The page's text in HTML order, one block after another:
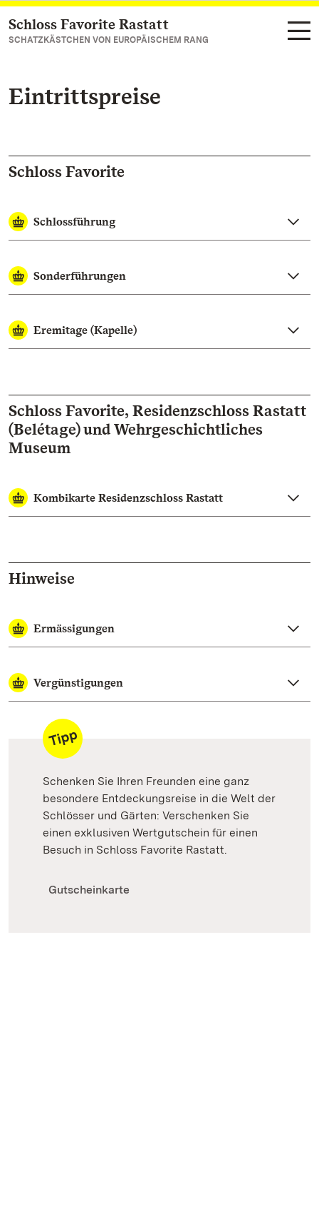
Zum Hauptinhalt springen
Schloss Favorite Rastatt
SCHATZKÄSTCHEN VON EUROPÄISCHEM RANG
Eintrittspreise
Schloss Favorite
Schlossführung
Sonderführungen
Eremitage (Kapelle)
Schloss Favorite, Residenzschloss Rastatt
(Belétage) und Wehrgeschichtliches
Museum
Kombikarte Residenzschloss Rastatt
Hinweise
Ermässigungen
Vergünstigungen
Schenken Sie Ihren Freunden eine ganz
besondere Entdeckungsreise in die Welt der
Schlösser und Gärten: Verschenken Sie
einen exklusiven Wertgutschein für einen
Besuch in Schloss Favorite Rastatt.
Gutscheinkarte